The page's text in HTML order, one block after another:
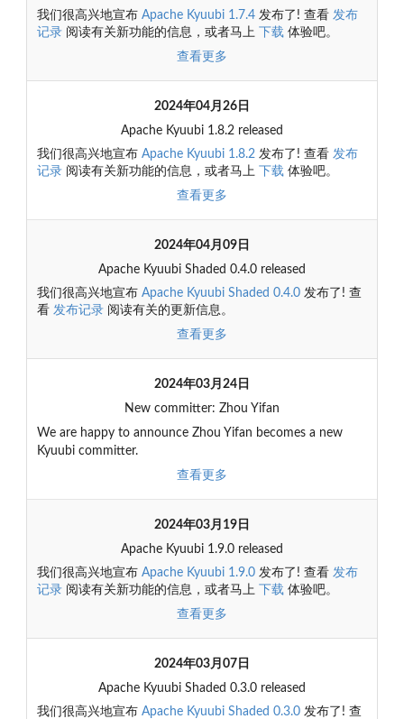
我们很高兴地宣布 Apache Kyuubi 1.7.4发布了! 查看 发布
记录阅读有关新功能的信息，或者马上 下载 体验吧。
查看更多
2024年04月26日
Apache Kyuubi 1.8.2 released
我们很高兴地宣布 Apache Kyuubi 1.8.2 发布了! 查看 发布
记录阅读有关新功能的信息，或者马上 下载 体验吧。
查看更多
2024年04月09日
Apache Kyuubi Shaded 0.4.0 released
我们很高兴地宣布 Apache Kyuubi Shaded 0.4.0发布了! 查
看 发布记录阅读有关的更新信息。
查看更多
2024年03月24日
New committer: Zhou Yifan
We are happy to announce Zhou Yifan becomes a new
Kyuubi committer.
查看更多
2024年03月19日
Apache Kyuubi 1.9.0 released
我们很高兴地宣布 Apache Kyuubi 1.9.0发布了! 查看 发布
记录阅读有关新功能的信息，或者马上 下载 体验吧。
查看更多
2024年03月07日
Apache Kyuubi Shaded 0.3.0 released
我们很高兴地宣布 Apache Kyuubi Shaded 0.3.0发布了! 查